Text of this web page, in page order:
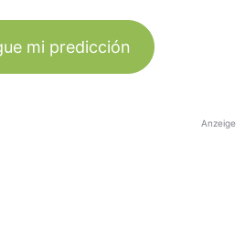
mi predicción
Anzeige